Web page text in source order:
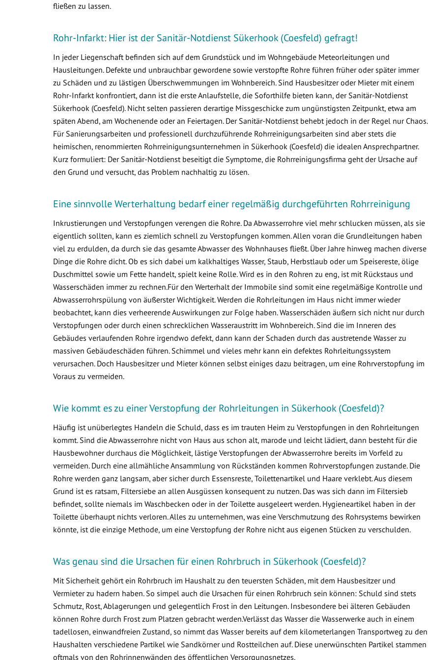
fließen zu lassen.
Rohr-Infarkt: Hier ist der Sanitär-Notdienst Sükerhook (Coesfeld) gefragt!
In jeder Liegenschaft befinden sich auf dem Grundstück und im Wohngebäude Meteorleitungen und
Hausleitungen. Defekte und unbrauchbar gewordene sowie verstopfte Rohre führen früher oder später immer
zu Schäden und zu lästigen Überschwemmungen im Wohnbereich. Sind Hausbesitzer oder Mieter mit einem
Rohr-Infarkt konfrontiert, dann ist die erste Anlaufstelle, die Soforthilfe bieten kann, der Sanitär-Notdienst
Sükerhook (Coesfeld). Nicht selten passieren derartige Missgeschicke zum ungünstigsten Zeitpunkt, etwa am
späten Abend, am Wochenende oder an Feiertagen. Der Sanitär-Notdienst behebt jedoch in der Regel nur Chaos.
Für Sanierungsarbeiten und professionell durchzuführende Rohrreinigungsarbeiten sind aber stets die
heimischen, renommierten Rohrreinigungsunternehmen in Sükerhook (Coesfeld) die idealen Ansprechpartner.
Kurz formuliert: Der Sanitär-Notdienst beseitigt die Symptome, die Rohrreinigungsfirma geht der Ursache auf
den Grund und versucht, das Problem nachhaltig zu lösen.
Eine sinnvolle Werterhaltung bedarf einer regelmäßig durchgeführten Rohrreinigung
Inkrustierungen und Verstopfungen verengen die Rohre. Da Abwasserrohre viel mehr schlucken müssen, als sie
eigentlich sollten, kann es ziemlich schnell zu Verstopfungen kommen. Allen voran die Grundleitungen haben
viel zu erdulden, da durch sie das gesamte Abwasser des Wohnhauses fließt. Über Jahre hinweg machen diverse
Dinge die Rohre dicht. Ob es sich dabei um kalkhaltiges Wasser, Staub, Herbstlaub oder um Speisereste, ölige
Duschmittel sowie um Fette handelt, spielt keine Rolle. Wird es in den Rohren zu eng, ist mit Rückstaus und
Wasserschäden immer zu rechnen.Für den Werterhalt der Immobile sind somit eine regelmäßige Kontrolle und
Abwasserrohrspülung von äußerster Wichtigkeit. Werden die Rohrleitungen im Haus nicht immer wieder
beobachtet, kann dies verheerende Auswirkungen zur Folge haben. Wasserschäden äußern sich nicht nur durch
Verstopfungen oder durch einen schrecklichen Wasseraustritt im Wohnbereich. Sind die im Inneren des
Gebäudes verlaufenden Rohre irgendwo defekt, dann kann der Schaden durch das austretende Wasser zu
massiven Gebäudeschäden führen. Schimmel und vieles mehr kann ein defektes Rohrleitungssystem
verursachen. Doch Hausbesitzer und Mieter können selbst einiges dazu beitragen, um eine Rohrverstopfung im
Voraus zu vermeiden.
Wie kommt es zu einer Verstopfung der Rohrleitungen in Sükerhook (Coesfeld)?
Häufig ist unüberlegtes Handeln die Schuld, dass es im trauten Heim zu Verstopfungen in den Rohrleitungen
kommt. Sind die Abwasserrohre nicht von Haus aus schon alt, marode und leicht lädiert, dann besteht für die
Hausbewohner durchaus die Möglichkeit, lästige Verstopfungen der Abwasserrohre bereits im Vorfeld zu
vermeiden. Durch eine allmähliche Ansammlung von Rückständen kommen Rohrverstopfungen zustande. Die
Rohre werden ganz langsam, aber sicher durch Essensreste, Toilettenartikel und Haare verklebt. Aus diesem
Grund ist es ratsam, Filtersiebe an allen Ausgüssen konsequent zu nutzen. Das was sich dann im Filtersieb
befindet, sollte niemals im Waschbecken oder in der Toilette ausgeleert werden. Hygieneartikel haben in der
Toilette überhaupt nichts verloren. Alles zu unternehmen, was eine Verschmutzung des Rohrsystems bewirken
könnte, ist die einzige Methode, um eine Verstopfung der Rohre nicht aus eigenen Stücken zu verschulden.
Was genau sind die Ursachen für einen Rohrbruch in Sükerhook (Coesfeld)?
Mit Sicherheit gehört ein Rohrbruch im Haushalt zu den teuersten Schäden, mit dem Hausbesitzer und
Vermieter zu hadern haben. So simpel auch die Ursachen für einen Rohrbruch sein können: Schuld sind stets
Schmutz, Rost, Ablagerungen und gelegentlich Frost in den Leitungen. Insbesondere bei älteren Gebäuden
können Rohre durch Frost zum Platzen gebracht werden.Verlässt das Wasser die Wasserwerke auch in einem
tadellosen, einwandfreien Zustand, so nimmt das Wasser bereits auf dem kilometerlangen Transportweg zu den
Haushalten verschiedene Partikel wie Sandkörner und Rostteilchen auf. Diese unerwünschten Partikel stammen
oftmals von den Rohrinnenwänden des öffentlichen Versorgungsnetzes.